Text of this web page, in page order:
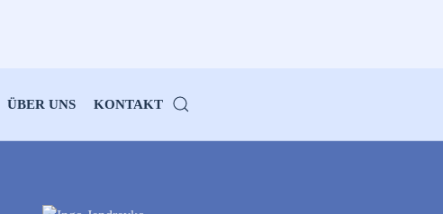
ÜBER UNS KONTAKT